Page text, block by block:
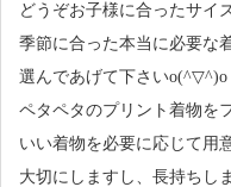
どうぞお子様に合ったサイ
季節に合った本当に必要な
選んであげて下さいo(^▽^)o
ペタペタのプリント着物を
いい着物を必要に応じて用
大切にしますし、長持ちし